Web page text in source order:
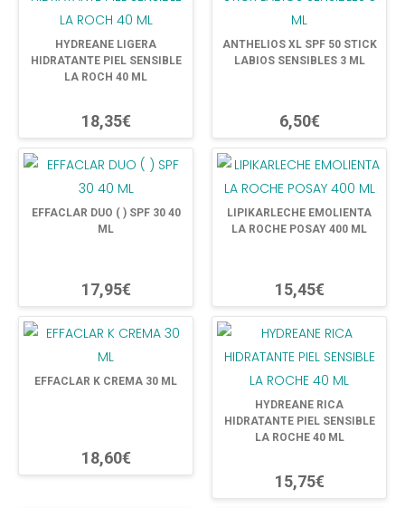
HYDREANE LIGERA
HIDRATANTE PIEL SENSIBLE
LA ROCH 40 ML
18,35€
ANTHELIOS XL SPF 50 STICK
LABIOS SENSIBLES 3 ML
6,50€
EFFACLAR DUO ( ) SPF 30 40
ML
17,95€
LIPIKARLECHE EMOLIENTA
LA ROCHE POSAY 400 ML
15,45€
EFFACLAR K CREMA 30 ML
18,60€
HYDREANE RICA
HIDRATANTE PIEL SENSIBLE
LA ROCHE 40 ML
15,75€